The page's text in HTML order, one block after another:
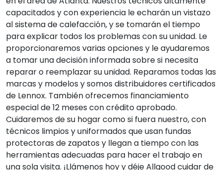
capacitados y con experiencia le echarán un vistazo
al sistema de calefacción, y se tomarán el tiempo
para explicar todos los problemas con su unidad. Le
proporcionaremos varias opciones y le ayudaremos
a tomar una decisión informada sobre si necesita
reparar o reemplazar su unidad. Reparamos todas las
marcas y modelos y somos distribuidores certificados
de Lennox. También ofrecemos financiamiento
especial de 12 meses con crédito aprobado.
Cuidaremos de su hogar como si fuera nuestro, con
técnicos limpios y uniformados que usan fundas
protectoras de zapatos y llegan a tiempo con las
herramientas adecuadas para hacer el trabajo en
una sola visita. ¡Llámenos hoy y déje Allgood cuidar de